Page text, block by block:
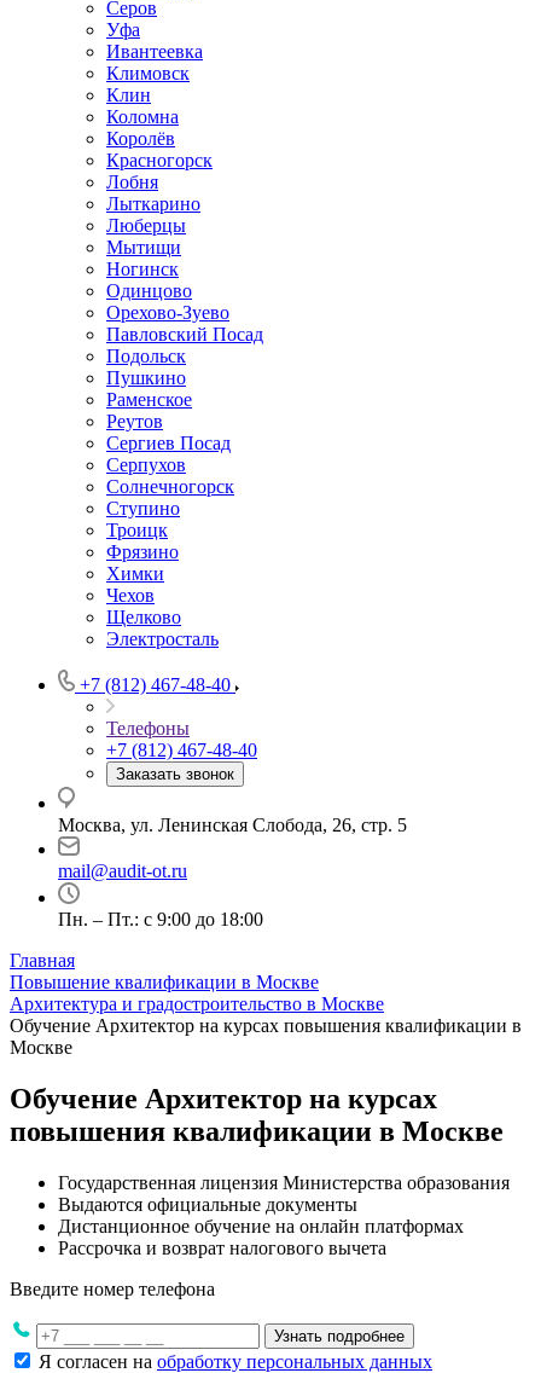
Серов
Уфа
Ивантеевка
Климовск
Клин
Коломна
Королёв
Красногорск
Лобня
Лыткарино
Люберцы
Мытищи
Ногинск
Одинцово
Орехово-Зуево
Павловский Посад
Подольск
Пушкино
Раменское
Реутов
Сергиев Посад
Серпухов
Солнечногорск
Ступино
Троицк
Фрязино
Химки
Чехов
Щелково
Электросталь
+7 (812) 467-48-40
Телефоны
+7 (812) 467-48-40
Заказать звонок
Москва, ул. Ленинская Слобода, 26, стр. 5
mail@audit-ot.ru
Пн. – Пт.: с 9:00 до 18:00
Главная
Повышение квалификации в Москве
Архитектура и градостроительство в Москве
Обучение Архитектор на курсах повышения квалификации в
Москве
Обучение Архитектор на курсах
повышения квалификации в Москве
Государственная лицензия Министерства образования
Выдаются официальные документы
Дистанционное обучение на онлайн платформах
Рассрочка и возврат налогового вычета
Введите номер телефона
Узнать подробнее
Я согласен на обработку персональных данных